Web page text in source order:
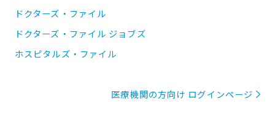
ドクターズ・ファイル
ドクターズ・ファイル ジョブズ
ホスピタルズ・ファイル
医療機関の方向け ログインページ